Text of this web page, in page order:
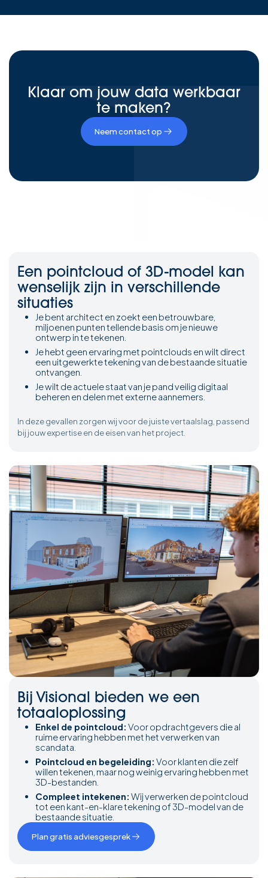
Klaar om jouw data werkbaar
te maken?
Neem contact op
Een pointcloud of 3D-model kan
wenselijk zijn in verschillende
situaties
Je bent architect en zoekt een betrouwbare,
miljoenen punten tellende basis om je nieuwe
ontwerp in te tekenen.
Je hebt geen ervaring met pointclouds en wilt direct
een uitgewerkte tekening van de bestaande situatie
ontvangen.
Je wilt de actuele staat van je pand veilig digitaal
beheren en delen met externe aannemers.
In deze gevallen zorgen wij voor de juiste vertaalslag, passend
bij jouw expertise en de eisen van het project.
Bij Visional bieden we een
totaaloplossing
Enkel de pointcloud: Voor opdrachtgevers die al
ruime ervaring hebben met het verwerken van
scandata.
Pointcloud en begeleiding: Voor klanten die zelf
willen tekenen, maar nog weinig ervaring hebben met
3D-bestanden.
Compleet intekenen: Wij verwerken de pointcloud
tot een kant-en-klare tekening of 3D-model van de
bestaande situatie.
Plan gratis adviesgesprek